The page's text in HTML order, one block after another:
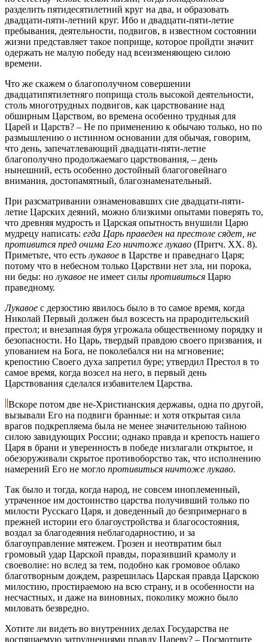
разделить пятидесятилетний круг на два, и образовать
двадцати-пяти-летний круг. Ибо и двадцати-пяти-летие
пребывания, деятельности, подвигов, в известном состоянии
жизни представляет такое поприще, которое пройдти значит
одержать не малую победу над всеизменяющею силою
времени.
Что же скажем о благополучном совершении
двадцатипятилетняго поприща столь высокой деятельности,
столь многотрудных подвигов, как царствование над
обширным Царством, во времена особенно трудныя для
Царей и Царств? – Не по применению к обычаю только, но по
размышлению о истинном основании для обычая, говорим,
что день, запечатлевающий двадцати-пяти-летие
благополучно продолжаемаго царствования, – день
нынешний, есть особенно достойный благоговейнаго
внимания, достопамятный, благознаменательный.
При разсматривании ознаменовавших сие двадцати-пяти-
летие Царских деяний, можно близкими опытами поверять то,
что древняя мудрость и Царская опытность внушили Царю
мудрецу написать: егда Царь праведен на престоле сядет, не
противится пред очима Его ничтоже лукаво (Притч. XX. 8).
Приметьте, что есть лукавое в Царстве и праведнаго Царя;
потому что в небесном только Царствии нет зла, ни порока,
ни беды: но лукавое не имеет силы противиться Царю
праведному.
Лукавое с дерзостию явилось было в то самое время, когда
Николай Первый должен был возсесть на прародительский
престол; и внезапная буря угрожала общественному порядку и
безопасности. Но Царь, твердый правдою своего призвания, и
упованием на Бога, не поколебался ни на мгновение;
крепостию Своего духа запретил буре; утвердил Престол в то
самое время, когда возсел на него, в первый день
Царствования сделался избавителем Царства.
Вскоре потом две не-Христианския державы, одна по другой,
вызывали Его на подвиги бранные: и хотя открытая сила
врагов подкрепляема была не менее значительною тайною
силою завидующих России; однако правда и крепость нашего
Царя в брани и уверенность в победе низлагали открытое, и
обезоруживали скрытое противоборство так, что исполнению
намерений Его не могло противиться ничтоже лукаво.
Так было и тогда, когда народ, не совсем иноплеменный,
утраченное им достоинство царства получивший только по
милости Русскаго Царя, и доведенный до безпримернаго в
прежней истории его благоустройства и благосостояния,
воздал за благодеяния неблагодарностию, и за
благоуправление мятежем. Грозен и неотвратим был
громовый удар Царской правды, поразивший крамолу и
своеволие: но вслед за тем, подобно как громовое облако
благотворным дождем, разрешилась Царская правда Царскою
милостию, простираемою на всю страну, и в особенности на
несчастных, и даже на виновных, поколику можно было
миловать безвредно.
Хотите ли видеть во внутренних делах Государства не
воспящаемую затруднениями правду Цареву? – Посмотрите